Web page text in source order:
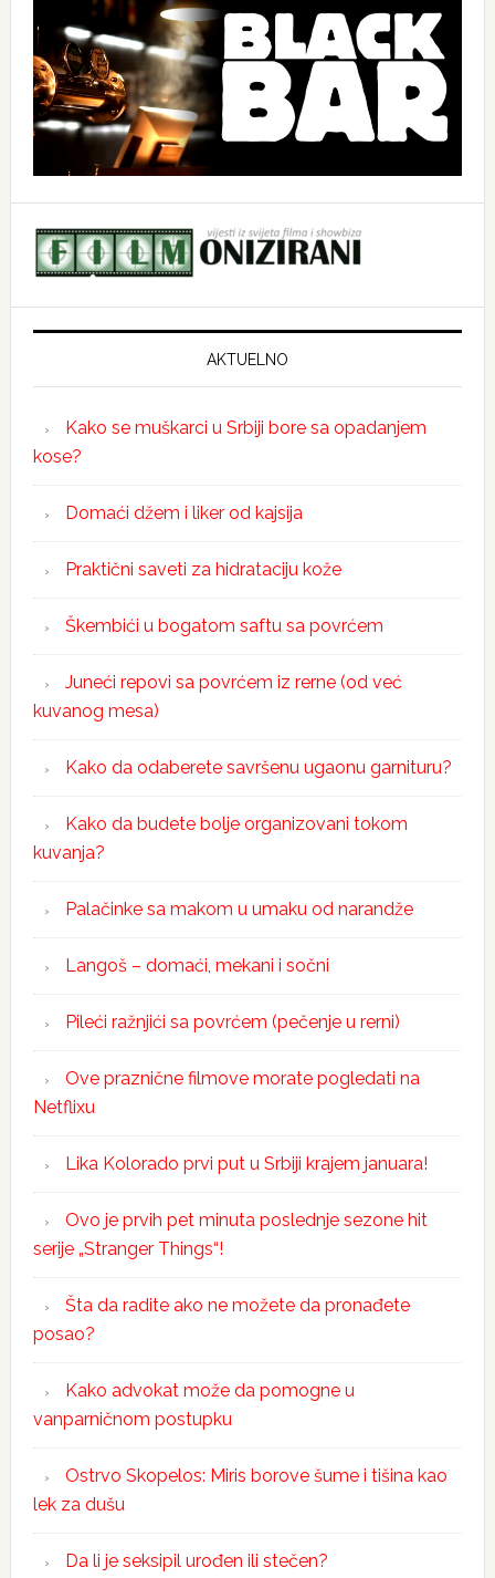
AKTUELNO
Kako se muškarci u Srbiji bore sa opadanjem
kose?
Domaći džem i liker od kajsija
Praktični saveti za hidrataciju kože
Škembići u bogatom saftu sa povrćem
Juneći repovi sa povrćem iz rerne (od već
kuvanog mesa)
Kako da odaberete savršenu ugaonu garnituru?
Kako da budete bolje organizovani tokom
kuvanja?
Palačinke sa makom u umaku od narandže
Langoš – domaći, mekani i sočni
Pileći ražnjići sa povrćem (pečenje u rerni)
Ove praznične filmove morate pogledati na
Netflixu
Lika Kolorado prvi put u Srbiji krajem januara!
Ovo je prvih pet minuta poslednje sezone hit
serije „Stranger Things“!
Šta da radite ako ne možete da pronađete
posao?
Kako advokat može da pomogne u
vanparničnom postupku
Ostrvo Skopelos: Miris borove šume i tišina kao
lek za dušu
Da li je seksipil urođen ili stečen?